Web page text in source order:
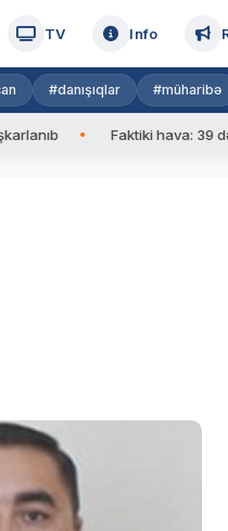
TV Info
#danışıqlar #müharibə
Faktiki hava: 39 dərəcə